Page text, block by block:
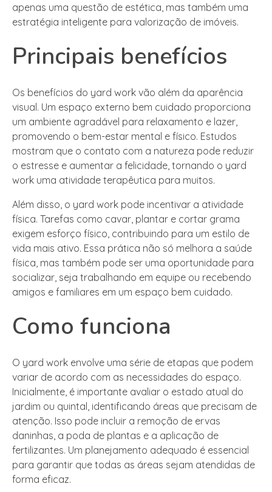
apenas uma questão de estética, mas também uma
estratégia inteligente para valorização de imóveis.
Principais benefícios
Os benefícios do yard work vão além da aparência
visual. Um espaço externo bem cuidado proporciona
um ambiente agradável para relaxamento e lazer,
promovendo o bem-estar mental e físico. Estudos
mostram que o contato com a natureza pode reduzir
o estresse e aumentar a felicidade, tornando o yard
work uma atividade terapêutica para muitos.
Além disso, o yard work pode incentivar a atividade
física. Tarefas como cavar, plantar e cortar grama
exigem esforço físico, contribuindo para um estilo de
vida mais ativo. Essa prática não só melhora a saúde
física, mas também pode ser uma oportunidade para
socializar, seja trabalhando em equipe ou recebendo
amigos e familiares em um espaço bem cuidado.
Como funciona
O yard work envolve uma série de etapas que podem
variar de acordo com as necessidades do espaço.
Inicialmente, é importante avaliar o estado atual do
jardim ou quintal, identificando áreas que precisam de
atenção. Isso pode incluir a remoção de ervas
daninhas, a poda de plantas e a aplicação de
fertilizantes. Um planejamento adequado é essencial
para garantir que todas as áreas sejam atendidas de
forma eficaz.